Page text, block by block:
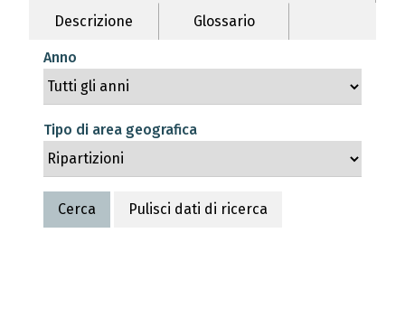
Descrizione Glossario
Anno
Tipo di area geografica